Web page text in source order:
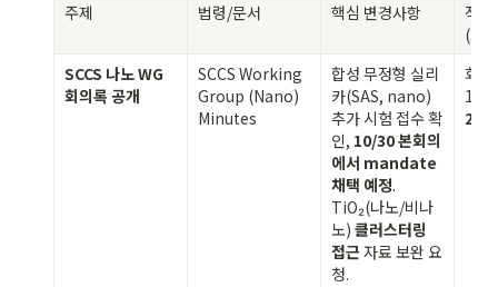
주제 법령/문서 핵심 변경사항
적
(요
SCCS 나노 WG
회의록 공개
SCCS Working
Group (Nano)
Minutes
합성 무정형 실리
카(SAS, nano)
추가 시험 접수 확
인, 10/30 본회의
에서 mandate
채택 예정.
TiO₂(나노/비나
노) 클러스터링
접근 자료 보완 요
청.
회
15,